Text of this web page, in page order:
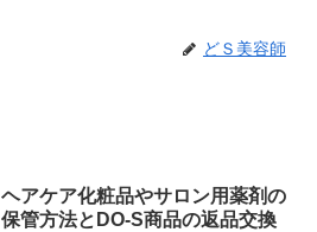
どＳ美容師
ヘアケア化粧品やサロン用薬剤の
保管方法とDO-S商品の返品交換